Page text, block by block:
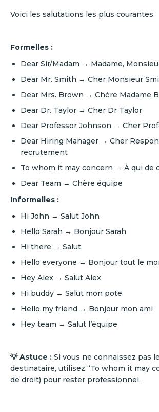
Voici les salutations les plus courantes.
Formelles :
Dear Sir/Madam → Madame,
Dear Mr. Smith → Cher Monsieur
Dear Mrs. Brown → Chère Madame
Dear Dr. Taylor → Cher Dr Taylor
Dear Professor Johnson → Cher
Dear Hiring Manager → Cher
recrutement
To whom it may concern → À qui de
Dear Team → Chère équipe
Informelles :
Hi John → Salut John
Hello Sarah → Bonjour Sarah
Hi there → Salut
Hello everyone → Bonjour tout le
Hey Alex → Salut Alex
Hi buddy → Salut mon pote
Hello my friend → Bonjour mon ami
Hey team → Salut l’équipe
💡 Astuce : Si vous ne connaissez pas
destinataire, utilisez “To whom it may
de droit) pour rester professionnel.